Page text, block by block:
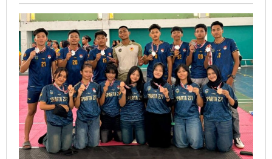
Sport
Tourism
Daerah